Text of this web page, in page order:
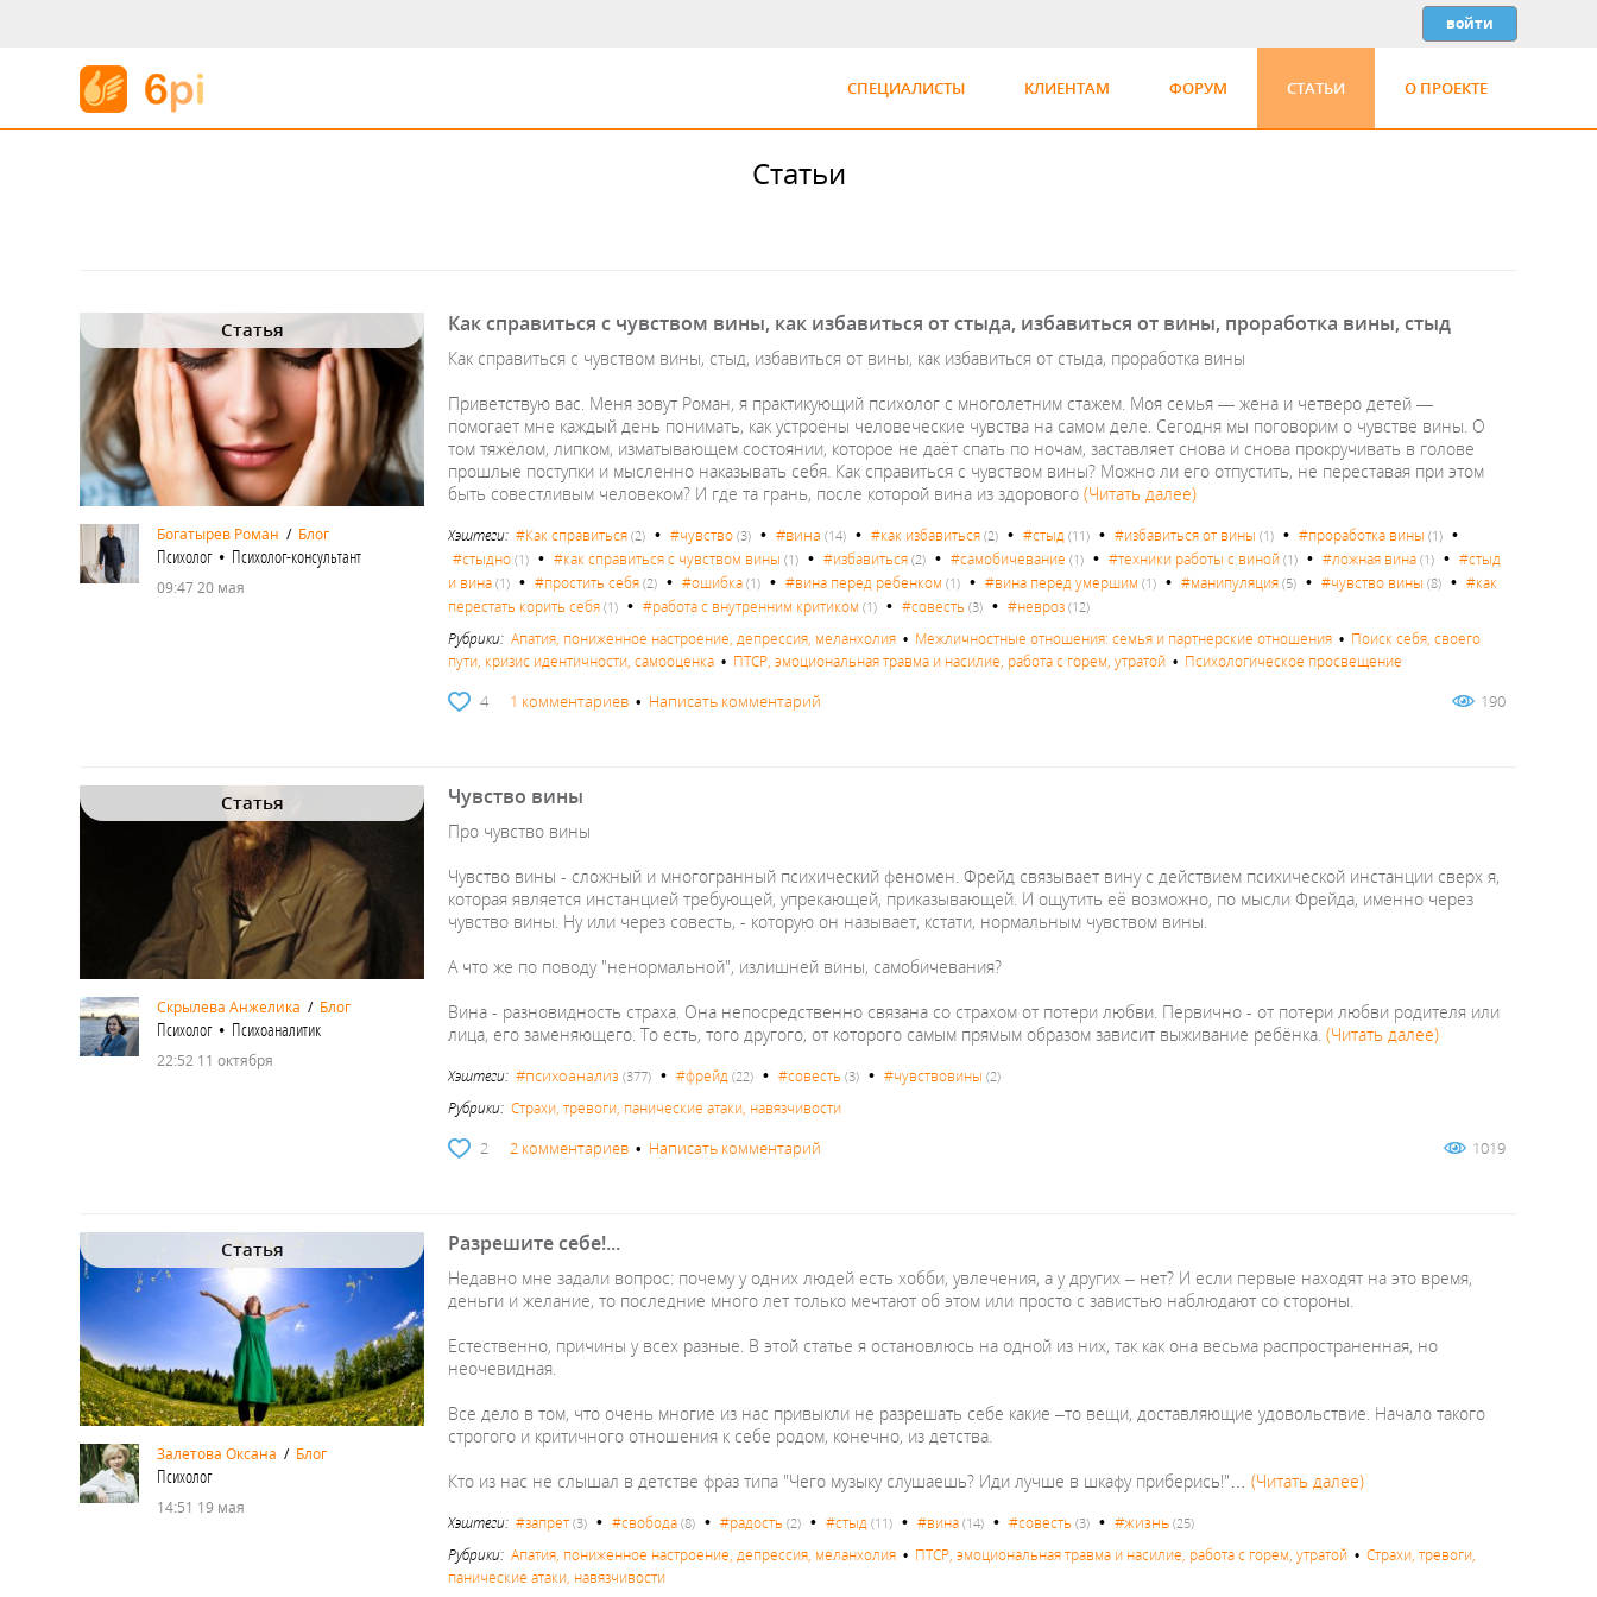
СПЕЦИАЛИСТЫ КЛИЕНТАМ ФОРУМ СТАТЬИ О ПРОЕКТЕ
Статьи
Статья
Богатырев Роман / Блог
Психолог • Психолог-консультант
09:47 20 мая
Как справиться с чувством вины, как избавиться от стыда, избавиться от вины, проработка вины, стыд
Как справиться с чувством вины, стыд, избавиться от вины, как избавиться от стыда, проработка вины
Приветствую вас. Меня зовут Роман, я практикующий психолог с многолетним стажем. Моя семья — жена и четверо детей —
помогает мне каждый день понимать, как устроены человеческие чувства на самом деле. Сегодня мы поговорим о чувстве вины. О
том тяжёлом, липком, изматывающем состоянии, которое не даёт спать по ночам, заставляет снова и снова прокручивать в голове
прошлые поступки и мысленно наказывать себя. Как справиться с чувством вины? Можно ли его отпустить, не переставая при этом
быть совестливым человеком? И где та грань, после которой вина из здорового(Читать далее)
Хэштеги:#Как справиться (2) •#чувство (3) •#вина (14) •#как избавиться (2) •#стыд (11) •#избавиться от вины (1) •#проработка вины (1) •
#стыдно (1) •#как справиться с чувством вины (1) •#избавиться (2) •#самобичевание (1) •#техники работы с виной (1) •#ложная вина (1) •#стыд
и вина (1) •#простить себя (2) •#ошибка (1) •#вина перед ребенком (1) •#вина перед умершим (1) •#манипуляция (5) •#чувство вины (8) •#как
перестать корить себя (1) •#работа с внутренним критиком (1) •#совесть (3) •#невроз (12)
Рубрики:Апатия, пониженное настроение, депрессия, меланхолия • Межличностные отношения: семья и партнерские отношения • Поиск себя, своего
пути, кризис идентичности, самооценка • ПТСР, эмоциональная травма и насилие, работа с горем, утратой • Психологическое просвещение
4 1 комментариев • Написать комментарий 190
Статья
Скрылева Анжелика / Блог
Психолог • Психоаналитик
22:52 11 октября
Чувство вины
Про чувство вины
Чувство вины - сложный и многогранный психический феномен. Фрейд связывает вину с действием психической инстанции сверх я,
которая является инстанцией требующей, упрекающей, приказывающей. И ощутить её возможно, по мысли Фрейда, именно через
чувство вины. Ну или через совесть, - которую он называет, кстати, нормальным чувством вины.
А что же по поводу "ненормальной", излишней вины, самобичевания?
Вина - разновидность страха. Она непосредственно связана со страхом от потери любви. Первично - от потери любви родителя или
лица, его заменяющего. То есть, того другого, от которого самым прямым образом зависит выживание ребёнка.(Читать далее)
Хэштеги:#психоанализ (377) •#фрейд (22) •#совесть (3) •#чувствовины (2)
Рубрики:Страхи, тревоги, панические атаки, навязчивости
2 2 комментариев • Написать комментарий 1019
Статья
Залетова Оксана / Блог
Психолог
14:51 19 мая
Разрешите себе!...
Недавно мне задали вопрос: почему у одних людей есть хобби, увлечения, а у других – нет? И если первые находят на это время,
деньги и желание, то последние много лет только мечтают об этом или просто с завистью наблюдают со стороны.
Естественно, причины у всех разные. В этой статье я остановлюсь на одной из них, так как она весьма распространенная, но
неочевидная.
Все дело в том, что очень многие из нас привыкли не разрешать себе какие –то вещи, доставляющие удовольствие. Начало такого
строгого и критичного отношения к себе родом, конечно, из детства.
Кто из нас не слышал в детстве фраз типа "Чего музыку слушаешь? Иди лучше в шкафу приберись!"…(Читать далее)
Хэштеги:#запрет(3) •#свобода (8) •#радость (2) •#стыд (11) •#вина (14) •#совесть (3) •#жизнь (25)
Рубрики:Апатия, пониженное настроение, депрессия, меланхолия • ПТСР, эмоциональная травма и насилие, работа с горем, утратой •Страхи, тревоги,
панические атаки, навязчивости